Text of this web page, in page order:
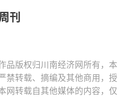
刊
品版权归川南经济网所有，本
禁转载、摘编及其他商用，授
网转载自其他媒体的内容，仅